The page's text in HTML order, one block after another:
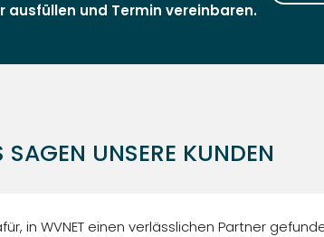
ausfüllen und Termin vereinbaren.
SAGEN UNSERE KUNDEN
in WVNET einen verlässlichen Partner